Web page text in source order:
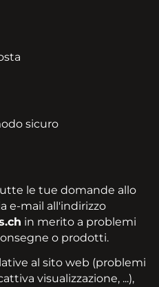
sicuro
le tue domande allo
e-mail all'indirizzo
in merito a problemi
o prodotti.
al sito web (problemi
visualizzazione, ...),